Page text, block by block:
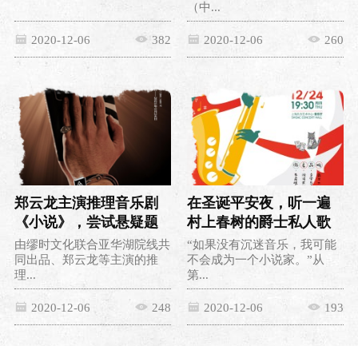
2020-12-06 382
（中...
2020-12-06 260
郑云龙主演推理音乐剧
《小说》，尝试悬疑题
材音乐剧本土化
由缪时文化联合亚华湖院线共
同出品、郑云龙等主演的推
理...
2020-12-06 248
在圣诞平安夜，听一遍
村上春树的爵士私人歌
单
“如果没有沉迷音乐，我可能
不会成为一个小说家。”从
第...
2020-12-06 193